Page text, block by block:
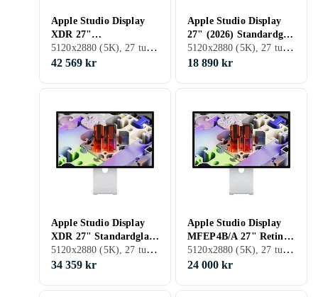
Apple Studio Display
XDR 27"
Nanotexturglas – Stativ
som kan lutas och
5120x2880 (5K), 27 tum, LED LCD, 120 Hz
42 569 kr
Apple Studio Display
27" (2026) Standardglas
– VESA-
monteringsadapter
5120x2880 (5K), 27 tum, LED LCD, 60 Hz
18 890 kr
Apple Studio Display
XDR 27" Standardglas
– VESA-
monteringsadapter
5120x2880 (5K), 27 tum, LED LCD, 120 Hz
34 359 kr
Apple Studio Display
MFEP4B/A 27" Retina
5K 60Hz
5120x2880 (5K), 27 tum, LED LCD, 60 Hz
24 000 kr